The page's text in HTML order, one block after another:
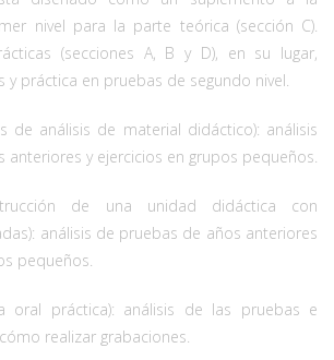
nivel para la parte teórica (sección C).
(secciones A, B y D), en su lugar,
y práctica en pruebas de segundo nivel.
de análisis de material didáctico): análisis
anteriores y ejercicios en grupos pequeños.
de una unidad didáctica con
análisis de pruebas de años anteriores
pequeños.
oral práctica): análisis de las pruebas e
realizar grabaciones.